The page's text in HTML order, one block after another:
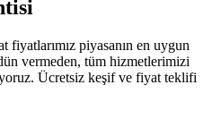
piyasanın en uygun
vermeden, tüm hizmetlerimizi
Ücretsiz keşif ve fiyat teklifi